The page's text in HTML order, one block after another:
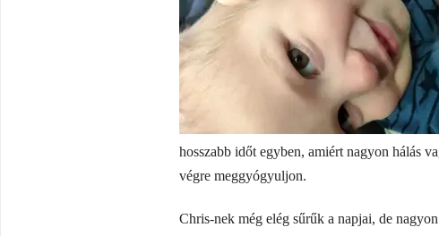
hosszabb időt egyben, amiért nagyon hálás
végre meggyógyuljon.
Chris-nek még elég sűrűk a napjai, de